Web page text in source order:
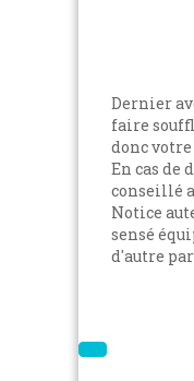
Dernier
faire
donc
En cas de
conseillé
Notice
sensé
d'autre